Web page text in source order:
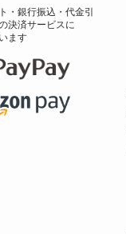
・銀行振込・代金引
決済サービスに
ます